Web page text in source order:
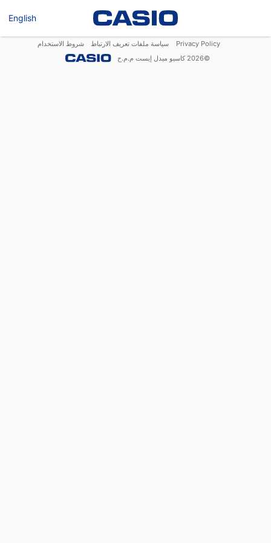
English
Privacy Policy سياسة ملفات تعريف الارتباط
شروط الاستخدام
©
2026 كاسيو ميدل إيست م.م.ح